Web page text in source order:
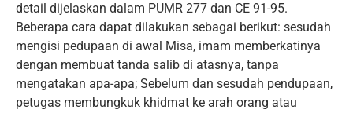
detail dijelaskan dalam PUMR 277 dan CE 91-95.
Beberapa cara dapat dilakukan sebagai berikut: sesudah
mengisi pedupaan di awal Misa, imam memberkatinya
dengan membuat tanda salib di atasnya, tanpa
mengatakan apa-apa; Sebelum dan sesudah pendupaan,
petugas membungkuk khidmat ke arah orang atau